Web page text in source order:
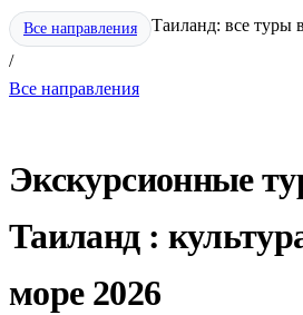
Все направления
/
Таиланд: все туры
Все направления
Экскурсионные
Таиланд :
море 2026